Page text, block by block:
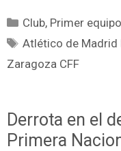
Club, Primer equipo
Atlético de Madrid
Zaragoza CFF
Derrota en el
Primera